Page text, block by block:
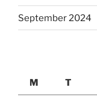
September 2024
M
T